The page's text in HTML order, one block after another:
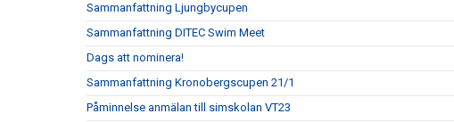
Sammanfattning Ljungbycupen
Sammanfattning DITEC Swim Meet
Dags att nominera!
Sammanfattning Kronobergscupen 21/1
Påminnelse anmälan till simskolan VT23